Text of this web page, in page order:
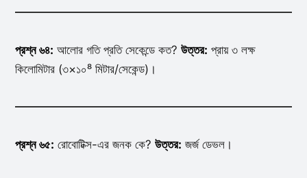
প্রশ্ন ৬৪: আলোর গতি প্রতি সেকেন্ডে কত? উত্তর: প্রায় ৩ লক্ষ
কিলোমিটার (৩×১০⁸ মিটার/সেকেন্ড)।
প্রশ্ন ৬৫: রোবোটিক্স-এর জনক কে? উত্তর: জর্জ ডেভল।